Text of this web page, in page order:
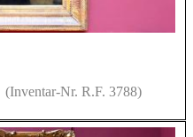
(Inventar-Nr. R.F. 3788)